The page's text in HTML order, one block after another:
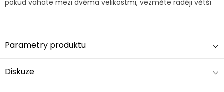
pokud váháte mezi dvěma velikostmi, vezměte raději větší
Parametry produktu
Diskuze